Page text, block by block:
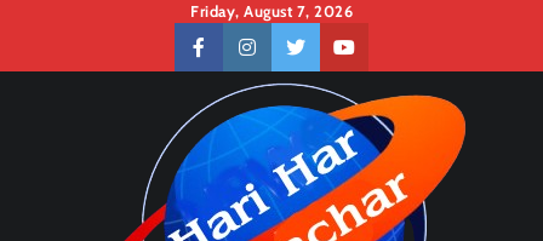
content
Friday, August 7, 2026
facebookinstagramtwitteryoutube